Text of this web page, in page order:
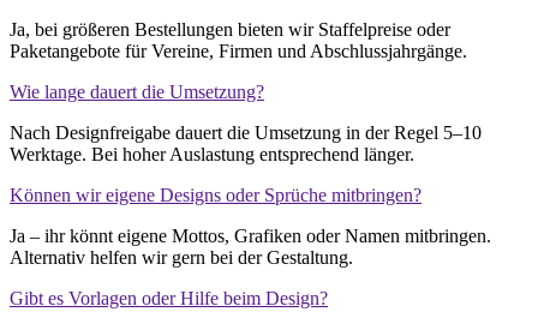
Ja, bei größeren Bestellungen bieten wir Staffelpreise oder
Paketangebote für Vereine, Firmen und Abschlussjahrgänge.
Wie lange dauert die Umsetzung?
Nach Designfreigabe dauert die Umsetzung in der Regel 5–10
Werktage. Bei hoher Auslastung entsprechend länger.
Können wir eigene Designs oder Sprüche mitbringen?
Ja – ihr könnt eigene Mottos, Grafiken oder Namen mitbringen.
Alternativ helfen wir gern bei der Gestaltung.
Gibt es Vorlagen oder Hilfe beim Design?